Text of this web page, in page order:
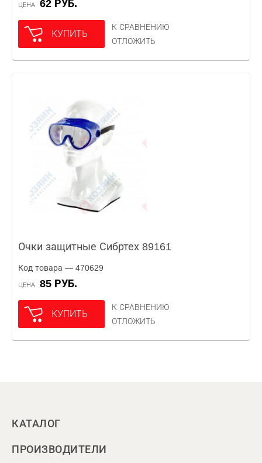
ЦЕНА 62 РУБ.
КУПИТЬ
К СРАВНЕНИЮ
ОТЛОЖИТЬ
Очки защитные Сибртех 89161
Код товара — 470629
ЦЕНА 85 РУБ.
КУПИТЬ
К СРАВНЕНИЮ
ОТЛОЖИТЬ
КАТАЛОГ
ПРОИЗВОДИТЕЛИ